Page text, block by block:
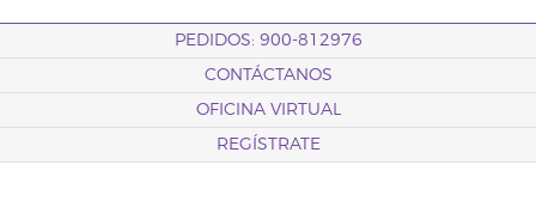
PEDIDOS: 900-812976
CONTÁCTANOS
OFICINA VIRTUAL
REGÍSTRATE